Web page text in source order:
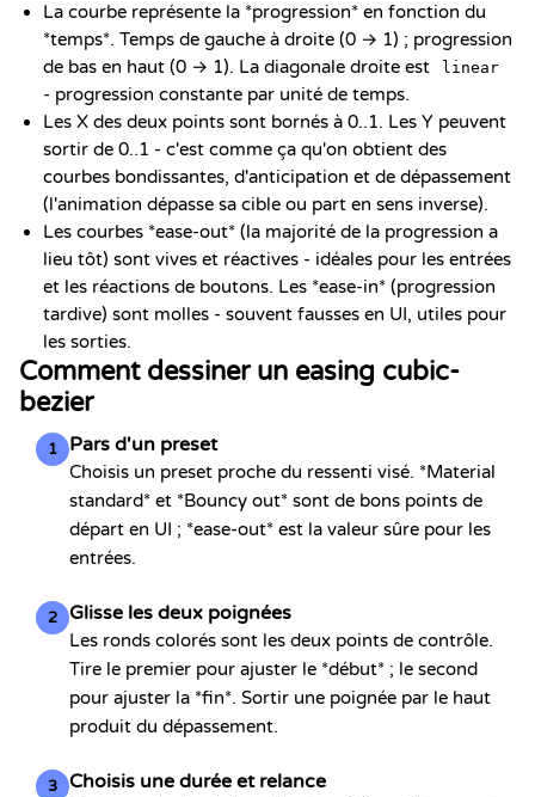
La courbe représente la *progression* en fonction du
*temps*. Temps de gauche à droite (0 → 1) ; progression
de bas en haut (0 → 1). La diagonale droite est
linear
- progression constante par unité de temps.
Les X des deux points sont bornés à 0..1. Les Y peuvent
sortir de 0..1 - c'est comme ça qu'on obtient des
courbes bondissantes, d'anticipation et de dépassement
(l'animation dépasse sa cible ou part en sens inverse).
Les courbes *ease-out* (la majorité de la progression a
lieu tôt) sont vives et réactives - idéales pour les entrées
et les réactions de boutons. Les *ease-in* (progression
tardive) sont molles - souvent fausses en UI, utiles pour
les sorties.
Comment dessiner un easing cubic-
bezier
1 Pars d'un preset
Choisis un preset proche du ressenti visé. *Material
standard* et *Bouncy out* sont de bons points de
départ en UI ; *ease-out* est la valeur sûre pour les
entrées.
2 Glisse les deux poignées
Les ronds colorés sont les deux points de contrôle.
Tire le premier pour ajuster le *début* ; le second
pour ajuster la *fin*. Sortir une poignée par le haut
produit du dépassement.
3 Choisis une durée et relance